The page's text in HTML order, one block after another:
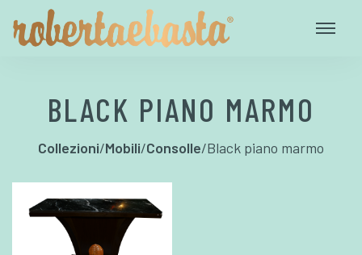
BLACK PIANO MARMO
Collezioni/Mobili/Consolle/Black piano marmo